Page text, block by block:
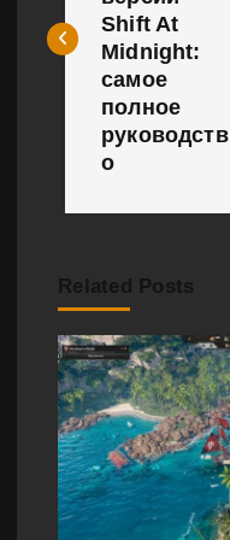
и
я
п
о
з
а
п
Shift At
Midnight:
самое
полное
руководств
о
Related Posts